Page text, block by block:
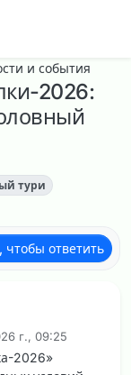
и события
2026:
тури
чтобы ответить
г., 09:25
2026»